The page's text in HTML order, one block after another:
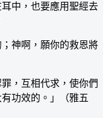
中，也要應用聖經去
神啊，願你的救恩將
，互相代求，使你們
功效的。」（雅五